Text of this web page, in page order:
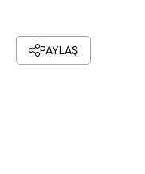
PAYLAŞ